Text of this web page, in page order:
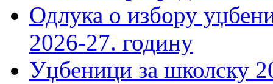
Одлука о избору
2026-27. годину
Уџбеници за школску